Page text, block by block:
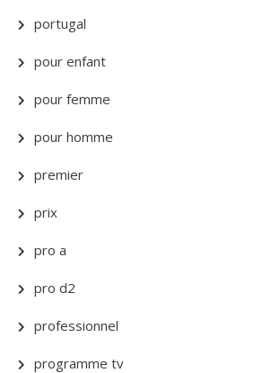
portugal
pour enfant
pour femme
pour homme
premier
prix
pro a
pro d2
professionnel
programme tv